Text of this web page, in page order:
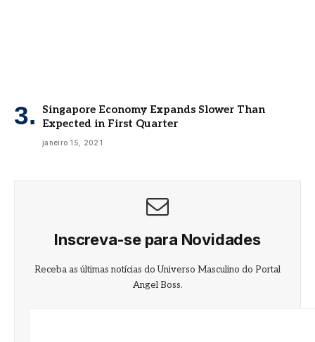
Singapore Economy Expands Slower Than
Expected in First Quarter
janeiro 15, 2021
Inscreva-se para Novidades
Receba as últimas notícias do Universo Masculino do Portal
Angel Boss.